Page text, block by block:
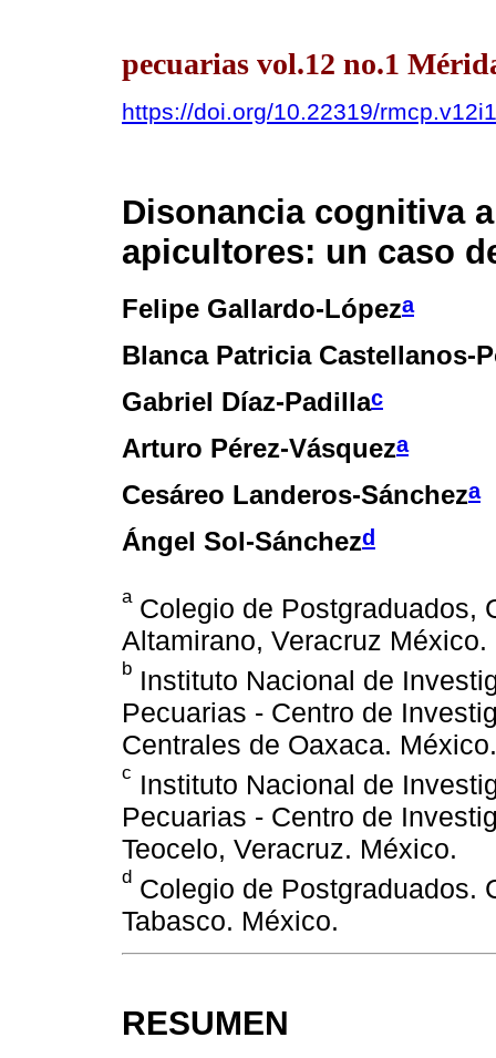
pecuarias vol.12 no.1
https://doi.org/10.22319/
Disonancia cognitiva
apicultores: un caso
Felipe Gallardo-Lópeza
Blanca Patricia Castellanos-
Gabriel Díaz-Padillac
Arturo Pérez-Vásqueza
Cesáreo Landeros-Sáncheza
Ángel Sol-Sánchezd
aColegio de Postgraduados,
Altamirano, Veracruz México.
b Instituto Nacional de
Pecuarias - Centro de
Centrales de Oaxaca. México.
c Instituto Nacional de
Pecuarias - Centro de
Teocelo, Veracruz. México.
d Colegio de Postgraduados.
Tabasco. México.
RESUMEN